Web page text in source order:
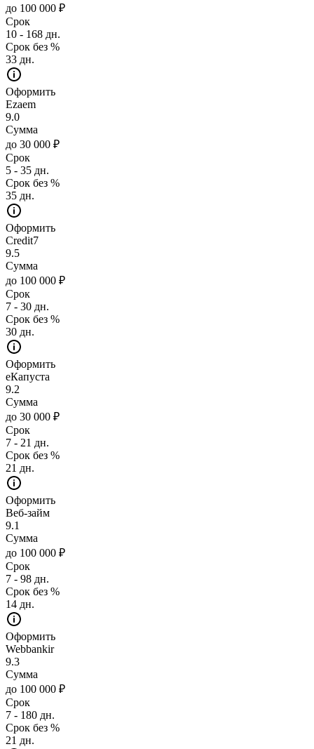
до 100 000 ₽
Срок
10 - 168 дн.
Срок без %
33 дн.
Оформить
Ezaem
9.0
Сумма
до 30 000 ₽
Срок
5 - 35 дн.
Срок без %
35 дн.
Оформить
Credit7
9.5
Сумма
до 100 000 ₽
Срок
7 - 30 дн.
Срок без %
30 дн.
Оформить
еКапуста
9.2
Сумма
до 30 000 ₽
Срок
7 - 21 дн.
Срок без %
21 дн.
Оформить
Веб-займ
9.1
Сумма
до 100 000 ₽
Срок
7 - 98 дн.
Срок без %
14 дн.
Оформить
Webbankir
9.3
Сумма
до 100 000 ₽
Срок
7 - 180 дн.
Срок без %
21 дн.